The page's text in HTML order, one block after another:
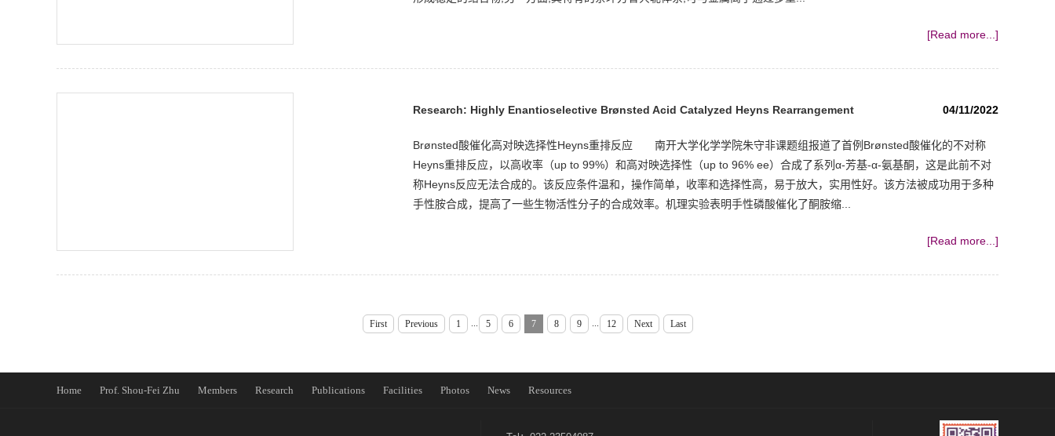
[Read more...]
Research: Highly Enantioselective Brønsted Acid Catalyzed Heyns Rearrangement 04/11/2022
Brønsted酸催化高对映选择性Heyns重排反应 南开大学化学学院朱守非课题组报道了首例Brønsted酸催化的不对称
Heyns重排反应，以高收率（up to 99%）和高对映选择性（up to 96% ee）合成了系列α-芳基-α-氨基酮，这是此前不对
称Heyns反应无法合成的。该反应条件温和，操作简单，收率和选择性高，易于放大，实用性好。该方法被成功用于多种
手性胺合成，提高了一些生物活性分子的合成效率。机理实验表明手性磷酸催化了酮胺缩...
[Read more...]
First Previous 1 5 6 7 8 9 12 Next Last
Home Prof. Shou-Fei Zhu Members Research Publications Facilities Photos News Resources